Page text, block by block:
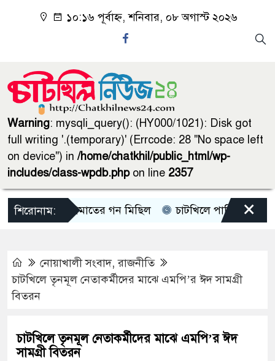
১০:১৬ পূর্বাহ্ন, শনিবার, ০৮ অগাস্ট ২০২৬
Warning: mysqli_query(): (HY000/1021): Disk got
full writing '.(temporary)' (Errcode: 28 "No space left
on device") in/home/chatkhil/public_html/wp-
includes/class-wpdb.phpon line 2357
শিরোনাম:
চাটখিলে জামাতের গন মিছিল চাটখিলে পানিতে ডুবে
×
নোয়াখালী সংবাদ,রাজনীতি
চাটখিলে তৃনমূল নেতাকর্মীদের মাঝে এমপি’র ঈদ সামগ্রী
বিতরন
চাটখিলে তৃনমূল নেতাকর্মীদের মাঝে এমপি’র ঈদ
সামগ্রী বিতরন